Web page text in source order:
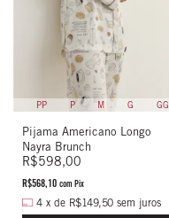
PP P M G GG
Pijama Americano Longo
Nayra Brunch
R$598,00
R$568,10 com Pix
4 x de R$149,50 sem juros